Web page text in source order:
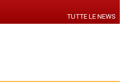
TUTTE LE NEWS